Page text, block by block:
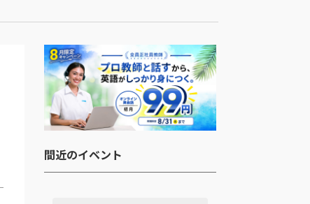
間近のイベント​